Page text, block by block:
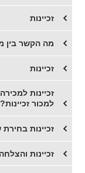
זכיינות
מה הקשר בין
זכיינות
זכיינות
למכור זכיינות?
זכיינות
​זכיינות והצלחה